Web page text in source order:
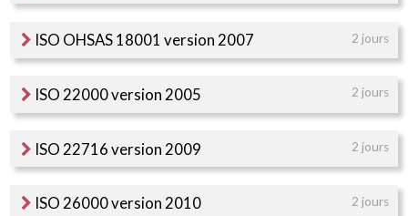
ISO OHSAS 18001 version 2007 2 jours
ISO 22000 version 2005 2 jours
ISO 22716 version 2009 2 jours
ISO 26000 version 2010 2 jours